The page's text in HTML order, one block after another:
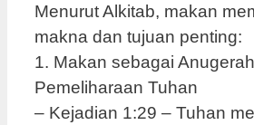
Menurut Alkitab, makan
makna dan tujuan penting:
1. Makan sebagai
Pemeliharaan Tuhan
– Kejadian 1:29 – Tuhan